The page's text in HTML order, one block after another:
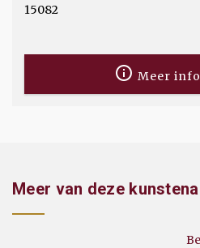
15082
Meer
Meer van deze